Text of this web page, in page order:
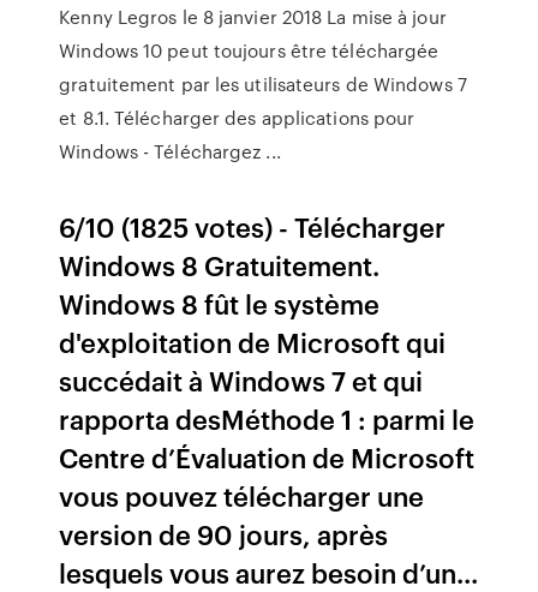
Kenny Legros le 8 janvier 2018 La mise à jour
Windows 10 peut toujours être téléchargée
gratuitement par les utilisateurs de Windows 7
et 8.1. Télécharger des applications pour
Windows - Téléchargez ...
6/10 (1825 votes) - Télécharger
Windows 8 Gratuitement.
Windows 8 fût le système
d'exploitation de Microsoft qui
succédait à Windows 7 et qui
rapporta desMéthode 1 : parmi le
Centre d’Évaluation de Microsoft
vous pouvez télécharger une
version de 90 jours, après
lesquels vous aurez besoin d’un...